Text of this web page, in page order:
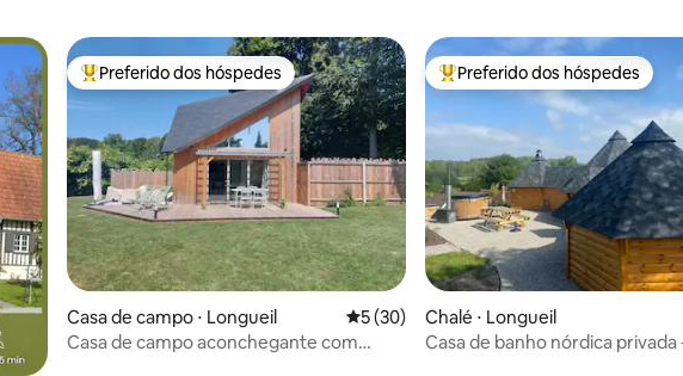
Entre os melhores preferidos dos hóspedes
Preferido dos hóspedes
Casa de campo ⋅ Longueil 5 de uma avaliação média de 5, 30
5 (30)
Casa de campo aconchegante com
Entre os melhores preferidos
Preferido dos hóspedes
Chalé ⋅ Longueil
Casa de banho nórdica privada